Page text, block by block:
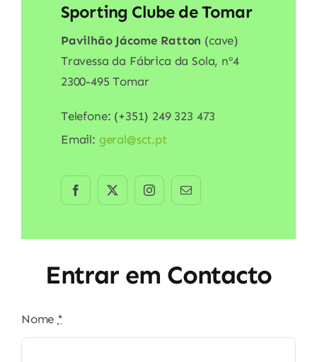
Sporting Clube de Tomar
Pavilhão Jácome Ratton (cave)
Travessa da Fábrica da Sola, nº4
2300-495 Tomar
Telefone: (+351) 249 323 473
Email: geral@sct.pt
Entrar em Contacto
Nome *